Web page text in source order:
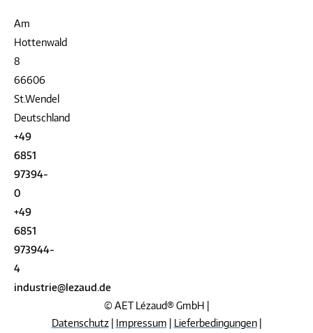
Am
Hottenwald
8
66606
St.Wendel
Deutschland
+49
6851
97394-
0
+49
6851
973944-
4
industrie@lezaud.de
© AET Lézaud® GmbH |
Datenschutz| Impressum Lieferbedingungen|